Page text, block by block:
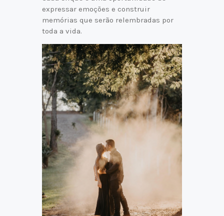
expressar emoções e construir
memórias que serão relembradas por
toda a vida.